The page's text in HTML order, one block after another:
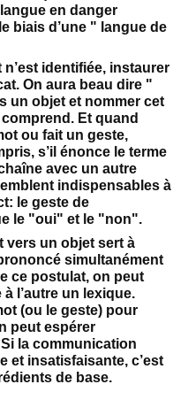
en danger
biais d’une " langue de
identifiée, instaurer
On aura beau dire "
un objet et nommer cet
Et quand
ou fait un geste,
s’il énonce le terme
avec un autre
indispensables à
le geste de
le "oui" et le "non".
vers un objet sert à
simultanément
ce postulat, on peut
l’autre un lexique.
(ou le geste) pour
peut espérer
la communication
et insatisfaisante, c’est
de base.